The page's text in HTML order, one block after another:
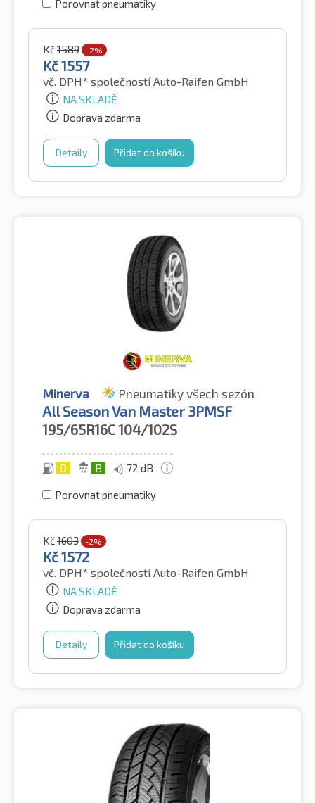
Porovnat pneumatiky
Kč1589 -2%
Kč1557
vč. DPH* společností Auto-Raifen GmbH
NA SKLADĚ
Doprava zdarma
Detaily Přidat do košíku
Minerva Pneumatiky všech sezón
All Season Van Master 3PMSF
195/65R16C104/102S
D B 72 dB
Porovnat pneumatiky
Kč1603 -2%
Kč1572
vč. DPH* společností Auto-Raifen GmbH
NA SKLADĚ
Doprava zdarma
Detaily Přidat do košíku